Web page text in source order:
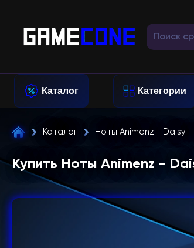
Каталог Категории
Каталог Ноты Animenz - Daisy -
Купить Ноты Animenz -